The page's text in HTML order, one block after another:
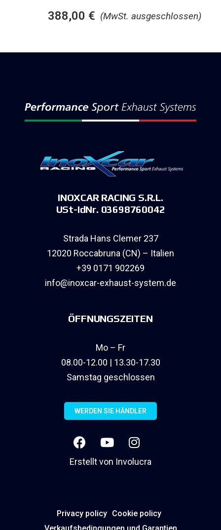
(MwSt. ausgeschlossen)
388,00 €
INOXCAR RACING S.R.L.
USt-IdNr. 03698760042
Strada Hans Clemer 237
12020 Roccabruna (CN) – Italien
+39 0171 902269
info@inoxcar-exhaust-system.de
ÖFFNUNGSZEITEN
Mo – Fr
08.00-12.00 | 13.30-17.30
Samstag geschlossen
WERDEN SIE HÄNDLER
Erstellt von Involucra
Privacy policy Cookie policy